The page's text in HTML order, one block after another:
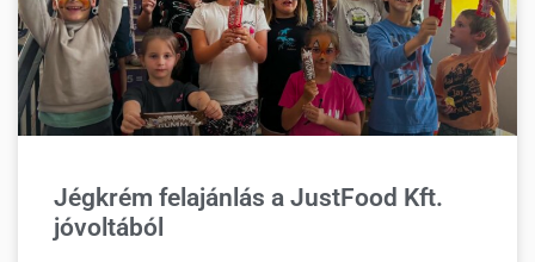
Jégkrém felajánlás a JustFood Kft.
jóvoltából